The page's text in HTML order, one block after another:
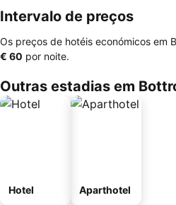
Intervalo de preços
Os preços de hotéis económicos em
‎€ 60 por noite.
Outras estadias em
Hotel Aparthotel